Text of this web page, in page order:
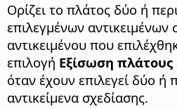
Ορίζει το πλάτος δύο ή
επιλεγμένων αντικειμένων
αντικειμένου που
επιλογή Εξίσωση πλάτους
όταν έχουν επιλεγεί δύο ή
αντικείμενα σχεδίασης.